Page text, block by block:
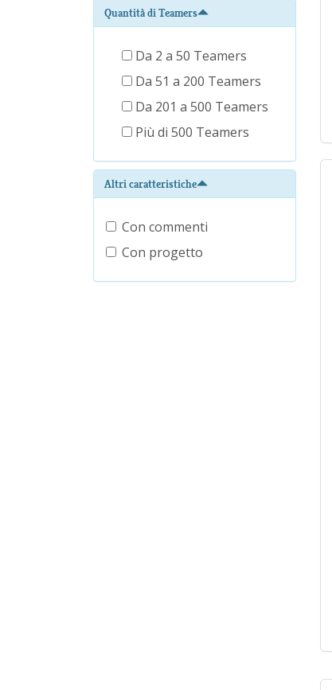
Quantità di Teamers
Da 2 a 50 Teamers
Da 51 a 200 Teamers
Da 201 a 500 Teamers
Più di 500 Teamers
Altri caratteristiche
Con commenti
Con progetto